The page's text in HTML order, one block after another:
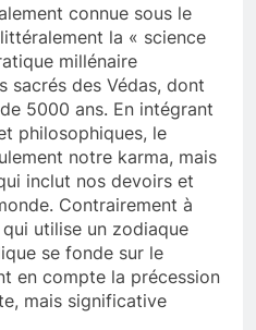
connue sous le
la « science
millénaire
sacrés des Védas, dont
5000 ans. En intégrant
philosophiques, le
notre karma, mais
inclut nos devoirs et
Contrairement à
utilise un zodiaque
se fonde sur le
en compte la précession
mais significative